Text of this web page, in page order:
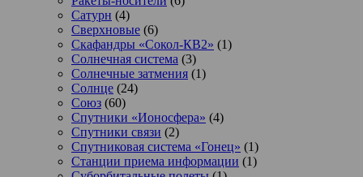
Сатурн (4)
Сверхновые (6)
Скафандры «Сокол-КВ2» (1)
Солнечная система (3)
Солнечные затмения (1)
Солнце (24)
Союз (60)
Спутники «Ионосфера» (4)
Спутники связи (2)
Спутниковая система «Гонец» (1)
Станции приема информации (1)